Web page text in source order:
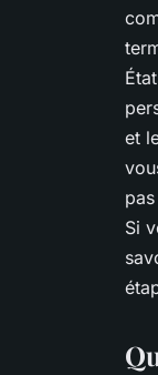
et
Si